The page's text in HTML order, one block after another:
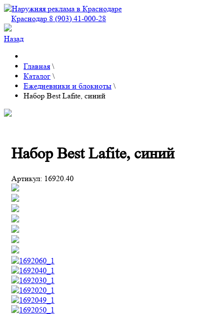
Краснодар 8 (903) 41-000-28
Назад
Главная \
Каталог \
Ежедневники и блокноты \
Набор Best Lafite, синий
Набор Best Lafite, синий
Артикул: 16920.40